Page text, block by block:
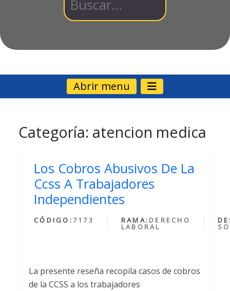
Abrir menu
Categoría: atencion medica
Los Cobros Abusivos De La
Ccss A Trabajadores
Independientes
CÓDIGO: 7173 RAMA: DERECHO
LABORAL
La presente reseña recopila casos de cobros
de la CCSS a los trabajadores